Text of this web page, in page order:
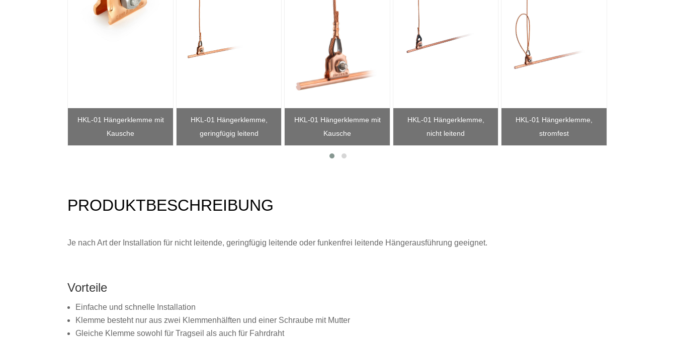
HKL-01 Hängerklemme mit
Kausche
HKL-01 Hängerklemme,
geringfügig leitend
HKL-01 Hängerklemme mit
Kausche
HKL-01 Hängerklemme,
nicht leitend
HKL-01 Hängerklemme,
stromfest
PRODUKTBESCHREIBUNG
Je nach Art der Installation für nicht leitende, geringfügig leitende oder funkenfrei leitende Hängerausführung geeignet.
Vorteile
Einfache und schnelle Installation
Klemme besteht nur aus zwei Klemmenhälften und einer Schraube mit Mutter
Gleiche Klemme sowohl für Tragseil als auch für Fahrdraht